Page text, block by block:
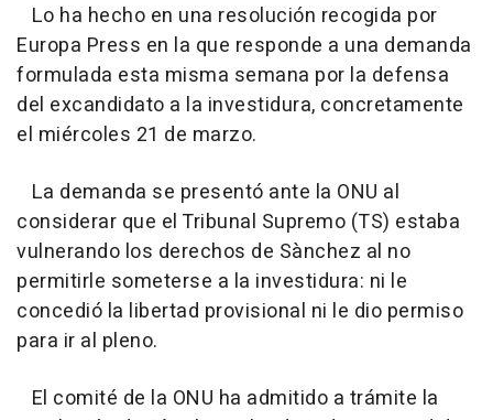
Lo ha hecho en una resolución recogida por
Europa Press en la que responde a una demanda
formulada esta misma semana por la defensa
del excandidato a la investidura, concretamente
el miércoles 21 de marzo.
La demanda se presentó ante la ONU al
considerar que el Tribunal Supremo (TS) estaba
vulnerando los derechos de Sànchez al no
permitirle someterse a la investidura: ni le
concedió la libertad provisional ni le dio permiso
para ir al pleno.
El comité de la ONU ha admitido a trámite la